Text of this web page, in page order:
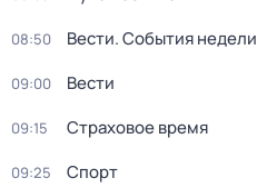
08:50 Вести. События недели
09:00 Вести
09:15 Страховое время
09:25 Спорт